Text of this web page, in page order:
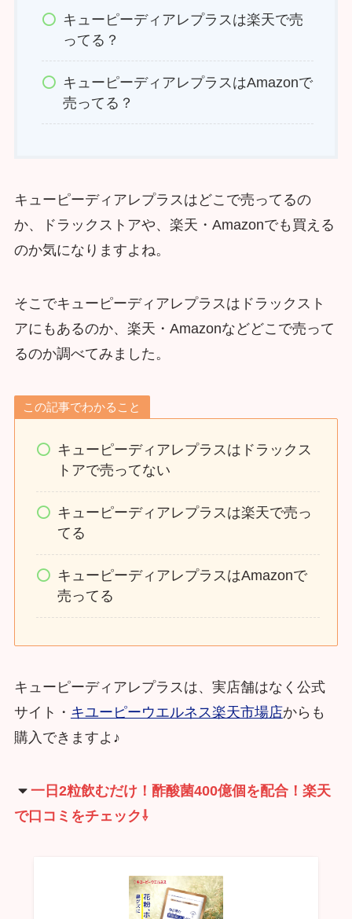
キューピーディアレプラスは楽天で売
ってる？
キューピーディアレプラスはAmazonで
売ってる？
キューピーディアレプラスはどこで売ってるの
か、ドラックストアや、楽天・Amazonでも買える
のか気になりますよね。
そこでキューピーディアレプラスはドラックスト
アにもあるのか、楽天・Amazonなどどこで売って
るのか調べてみました。
この記事でわかること
キューピーディアレプラスはドラックス
トアで売ってない
キューピーディアレプラスは楽天で売っ
てる
キューピーディアレプラスはAmazonで
売ってる
キューピーディアレプラスは、実店舗はなく公式
サイト・ キユーピーウエルネス楽天市場店からも
購入できますよ♪
一日2粒飲むだけ！酢酸菌400億個を配合！楽天
で口コミをチェック⇩